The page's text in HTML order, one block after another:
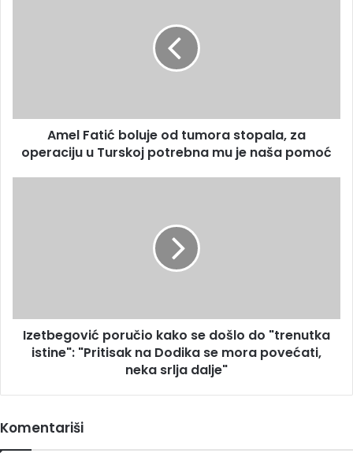
u
potrebna
Amel Fatić boluje od tumora stopala, za
operaciju u Turskoj potrebna mu je naša pomoć
"Pritisak
Dodika
povećati,
srlja
dalje"
Izetbegović poručio kako se došlo do "trenutka
istine": "Pritisak na Dodika se mora povećati,
neka srlja dalje"
Komentariši